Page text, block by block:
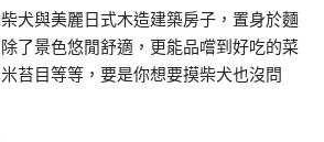
犬與美麗日式木造建築房子，置身於麵
了景色悠閒舒適，更能品嚐到好吃的菜
苔目等等，要是你想要摸柴犬也沒問